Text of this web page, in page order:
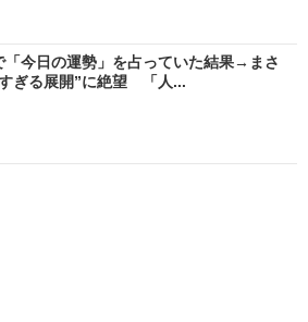
「今日の運勢」を占っていた結果→まさ
ぎる展開”に絶望 「人...